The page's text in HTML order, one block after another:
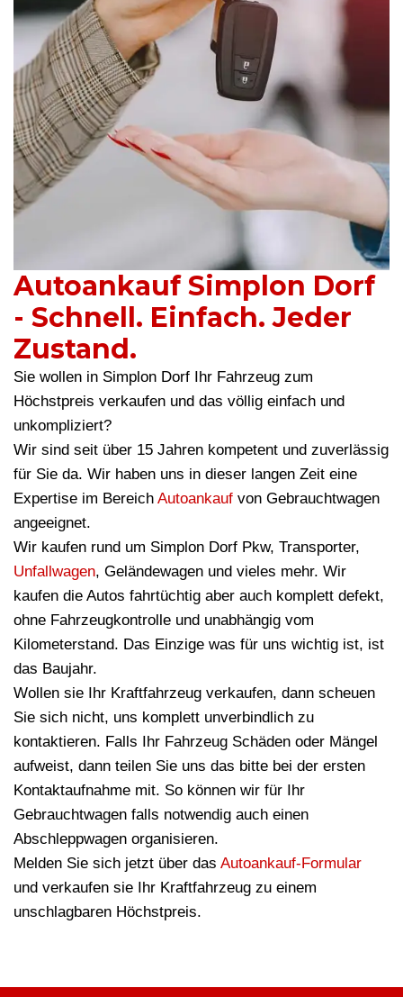
Autoankauf Simplon Dorf
- Schnell. Einfach. Jeder
Zustand.
Sie wollen in Simplon Dorf Ihr Fahrzeug zum
Höchstpreis verkaufen und das völlig einfach und
unkompliziert?
Wir sind seit über 15 Jahren kompetent und zuverlässig
für Sie da. Wir haben uns in dieser langen Zeit eine
Expertise im Bereich Autoankauf von Gebrauchtwagen
angeeignet.
Wir kaufen rund um Simplon Dorf Pkw, Transporter,
Unfallwagen, Geländewagen und vieles mehr. Wir
kaufen die Autos fahrtüchtig aber auch komplett defekt,
ohne Fahrzeugkontrolle und unabhängig vom
Kilometerstand. Das Einzige was für uns wichtig ist, ist
das Baujahr.
Wollen sie Ihr Kraftfahrzeug verkaufen, dann scheuen
Sie sich nicht, uns komplett unverbindlich zu
kontaktieren. Falls Ihr Fahrzeug Schäden oder Mängel
aufweist, dann teilen Sie uns das bitte bei der ersten
Kontaktaufnahme mit. So können wir für Ihr
Gebrauchtwagen falls notwendig auch einen
Abschleppwagen organisieren.
Melden Sie sich jetzt über das Autoankauf-Formular
und verkaufen sie Ihr Kraftfahrzeug zu einem
unschlagbaren Höchstpreis.